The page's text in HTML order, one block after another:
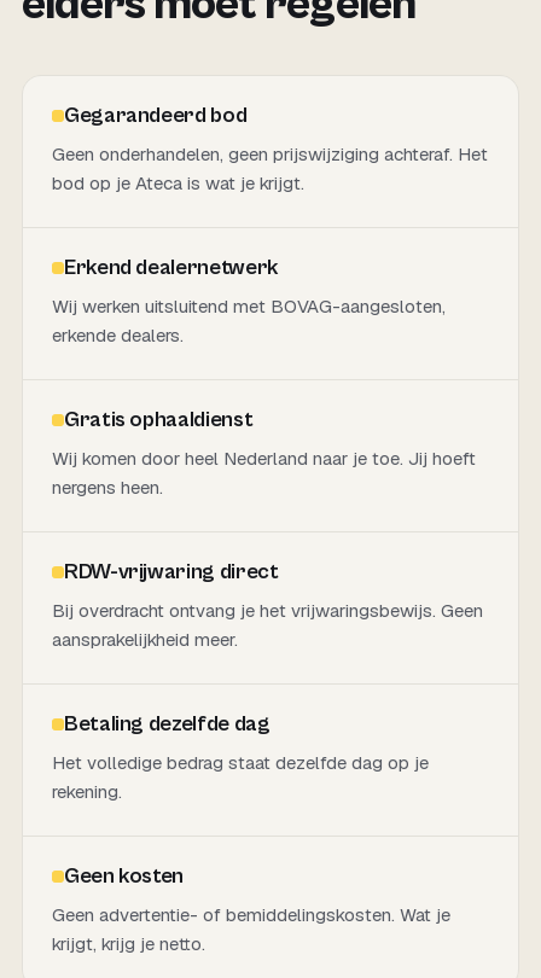
Gegarandeerd bod
Geen onderhandelen, geen prijswijziging achteraf. Het
bod op je Ateca is wat je krijgt.
Erkend dealernetwerk
Wij werken uitsluitend met BOVAG-aangesloten,
erkende dealers.
Gratis ophaaldienst
Wij komen door heel Nederland naar je toe. Jij hoeft
nergens heen.
RDW-vrijwaring direct
Bij overdracht ontvang je het vrijwaringsbewijs. Geen
aansprakelijkheid meer.
Betaling dezelfde dag
Het volledige bedrag staat dezelfde dag op je
rekening.
Geen kosten
Geen advertentie- of bemiddelingskosten. Wat je
krijgt, krijg je netto.